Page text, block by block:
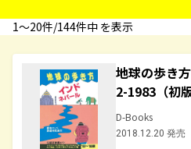
1〜20件/144件中 を表示
地球の歩き
2-1983（初
D-Books
2018.12.20 発売